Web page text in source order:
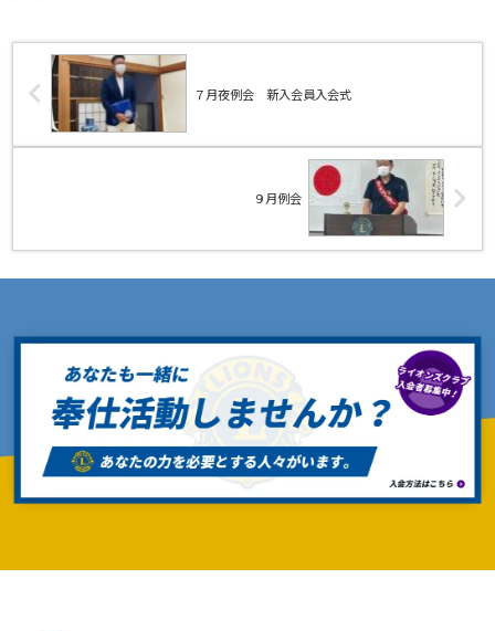
７月夜例会 新入会員入会式
９月例会